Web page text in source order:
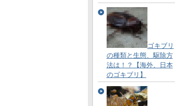
ゴキブリ
の種類と生態、駆除方
法は！？【海外、日本
のゴキブリ】